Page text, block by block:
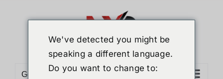
Go to...
We've detected you might be
speaking a different language.
Do you want to change to: